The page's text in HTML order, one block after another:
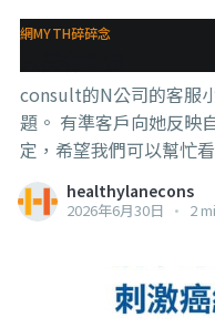
網MYTH碎碎念
consult的N公司的客服
題。 有準客戶向她反映自己在幾個同類型的產品中舉棋不
定，希望我們可以幫忙看看。 . . . 因為驗血報告
數有一些超標，所以醫
問A品牌（不是某直銷蛤
品”，然後給他推薦了自家的產品。 . .
姐，看她有什麼意見，
healthylanecons
2026年6月30日 • 2